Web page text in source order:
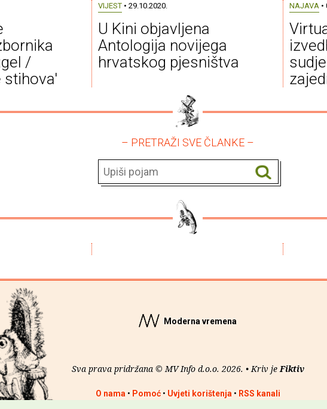
/
stihova'
VIJEST• 29.10.2020.
U Kini objavljena
Antologija novijega
hrvatskog pjesništva
NAJAVA •
– PRETRAŽI SVE ČLANKE –
Moderna vremena
Sva prava pridržana © MV Info d.o.o. 2026. • Kriv je Fiktiv
O nama • Pomoć• Uvjeti korištenja • RSS kanali